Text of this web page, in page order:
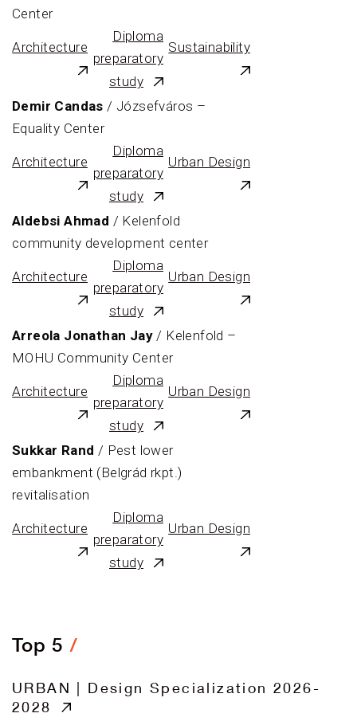
Center
Architecture
Diploma
preparatory
study
Sustainability
Demir Candas/ Józsefváros –
Equality Center
Architecture
Diploma
preparatory
study
Urban Design
Aldebsi Ahmad / Kelenfold
community development center
Architecture
Diploma
preparatory
study
Urban Design
Arreola Jonathan Jay/ Kelenfold –
MOHU Community Center
Architecture
Diploma
preparatory
study
Urban Design
Sukkar Rand / Pest lower
embankment (Belgrád rkpt.)
revitalisation
Architecture
Diploma
preparatory
study
Urban Design
Top 5
URBAN | Design Specialization 2026-
2028